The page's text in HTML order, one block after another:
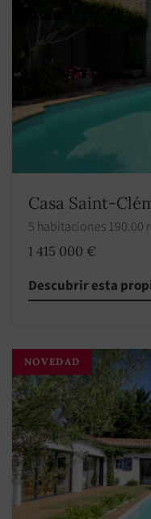
Casa Saint-
5 habitaciones 190.00
1 415 000 €
Descubrir esta
NOVEDAD